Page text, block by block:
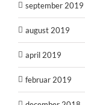
september 2019
august 2019
april 2019
februar 2019